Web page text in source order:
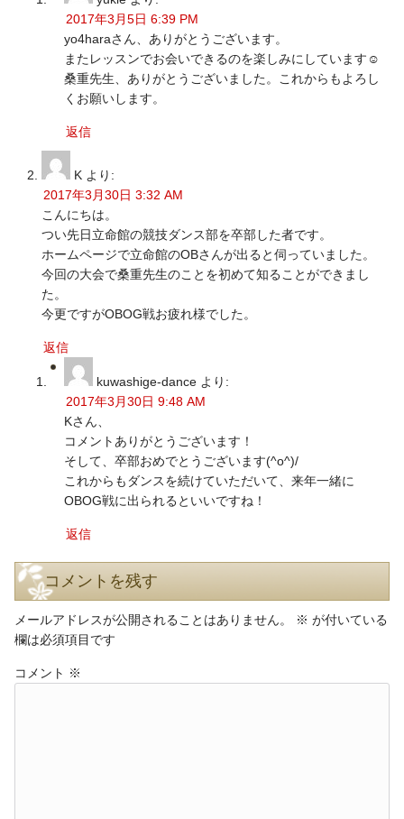
2017年3月5日 6:39 PM
yo4haraさん、ありがとうございます。
またレッスンでお会いできるのを楽しみにしています☺️
桑重先生、ありがとうございました。これからもよろし
くお願いします。
返信
K より:
2017年3月30日 3:32 AM
こんにちは。
つい先日立命館の競技ダンス部を卒部した者です。
ホームページで立命館のOBさんが出ると伺っていました。
今回の大会で桑重先生のことを初めて知ることができまし
た。
今更ですがOBOG戦お疲れ様でした。
返信
kuwashige-dance より:
2017年3月30日 9:48 AM
Kさん、
コメントありがとうございます！
そして、卒部おめでとうございます(^o^)/
これからもダンスを続けていただいて、来年一緒に
OBOG戦に出られるといいですね！
返信
コメントを残す
メールアドレスが公開されることはありません。 ※ が付いている
欄は必須項目です
コメント ※